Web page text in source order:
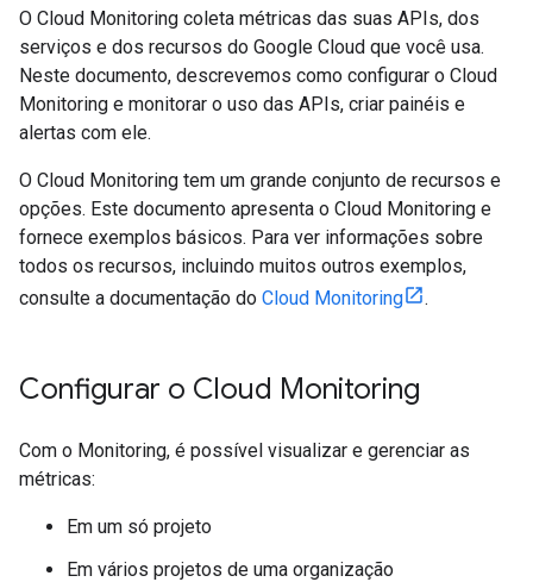
O Cloud Monitoring coleta métricas das suas APIs, dos
serviços e dos recursos do Google Cloud que você usa.
Neste documento, descrevemos como configurar o Cloud
Monitoring e monitorar o uso das APIs, criar painéis e
alertas com ele.
O Cloud Monitoring tem um grande conjunto de recursos e
opções. Este documento apresenta o Cloud Monitoring e
fornece exemplos básicos. Para ver informações sobre
todos os recursos, incluindo muitos outros exemplos,
consulte a documentação do Cloud Monitoring .
Configurar o Cloud Monitoring
Com o Monitoring, é possível visualizar e gerenciar as
métricas:
Em um só projeto
Em vários projetos de uma organização